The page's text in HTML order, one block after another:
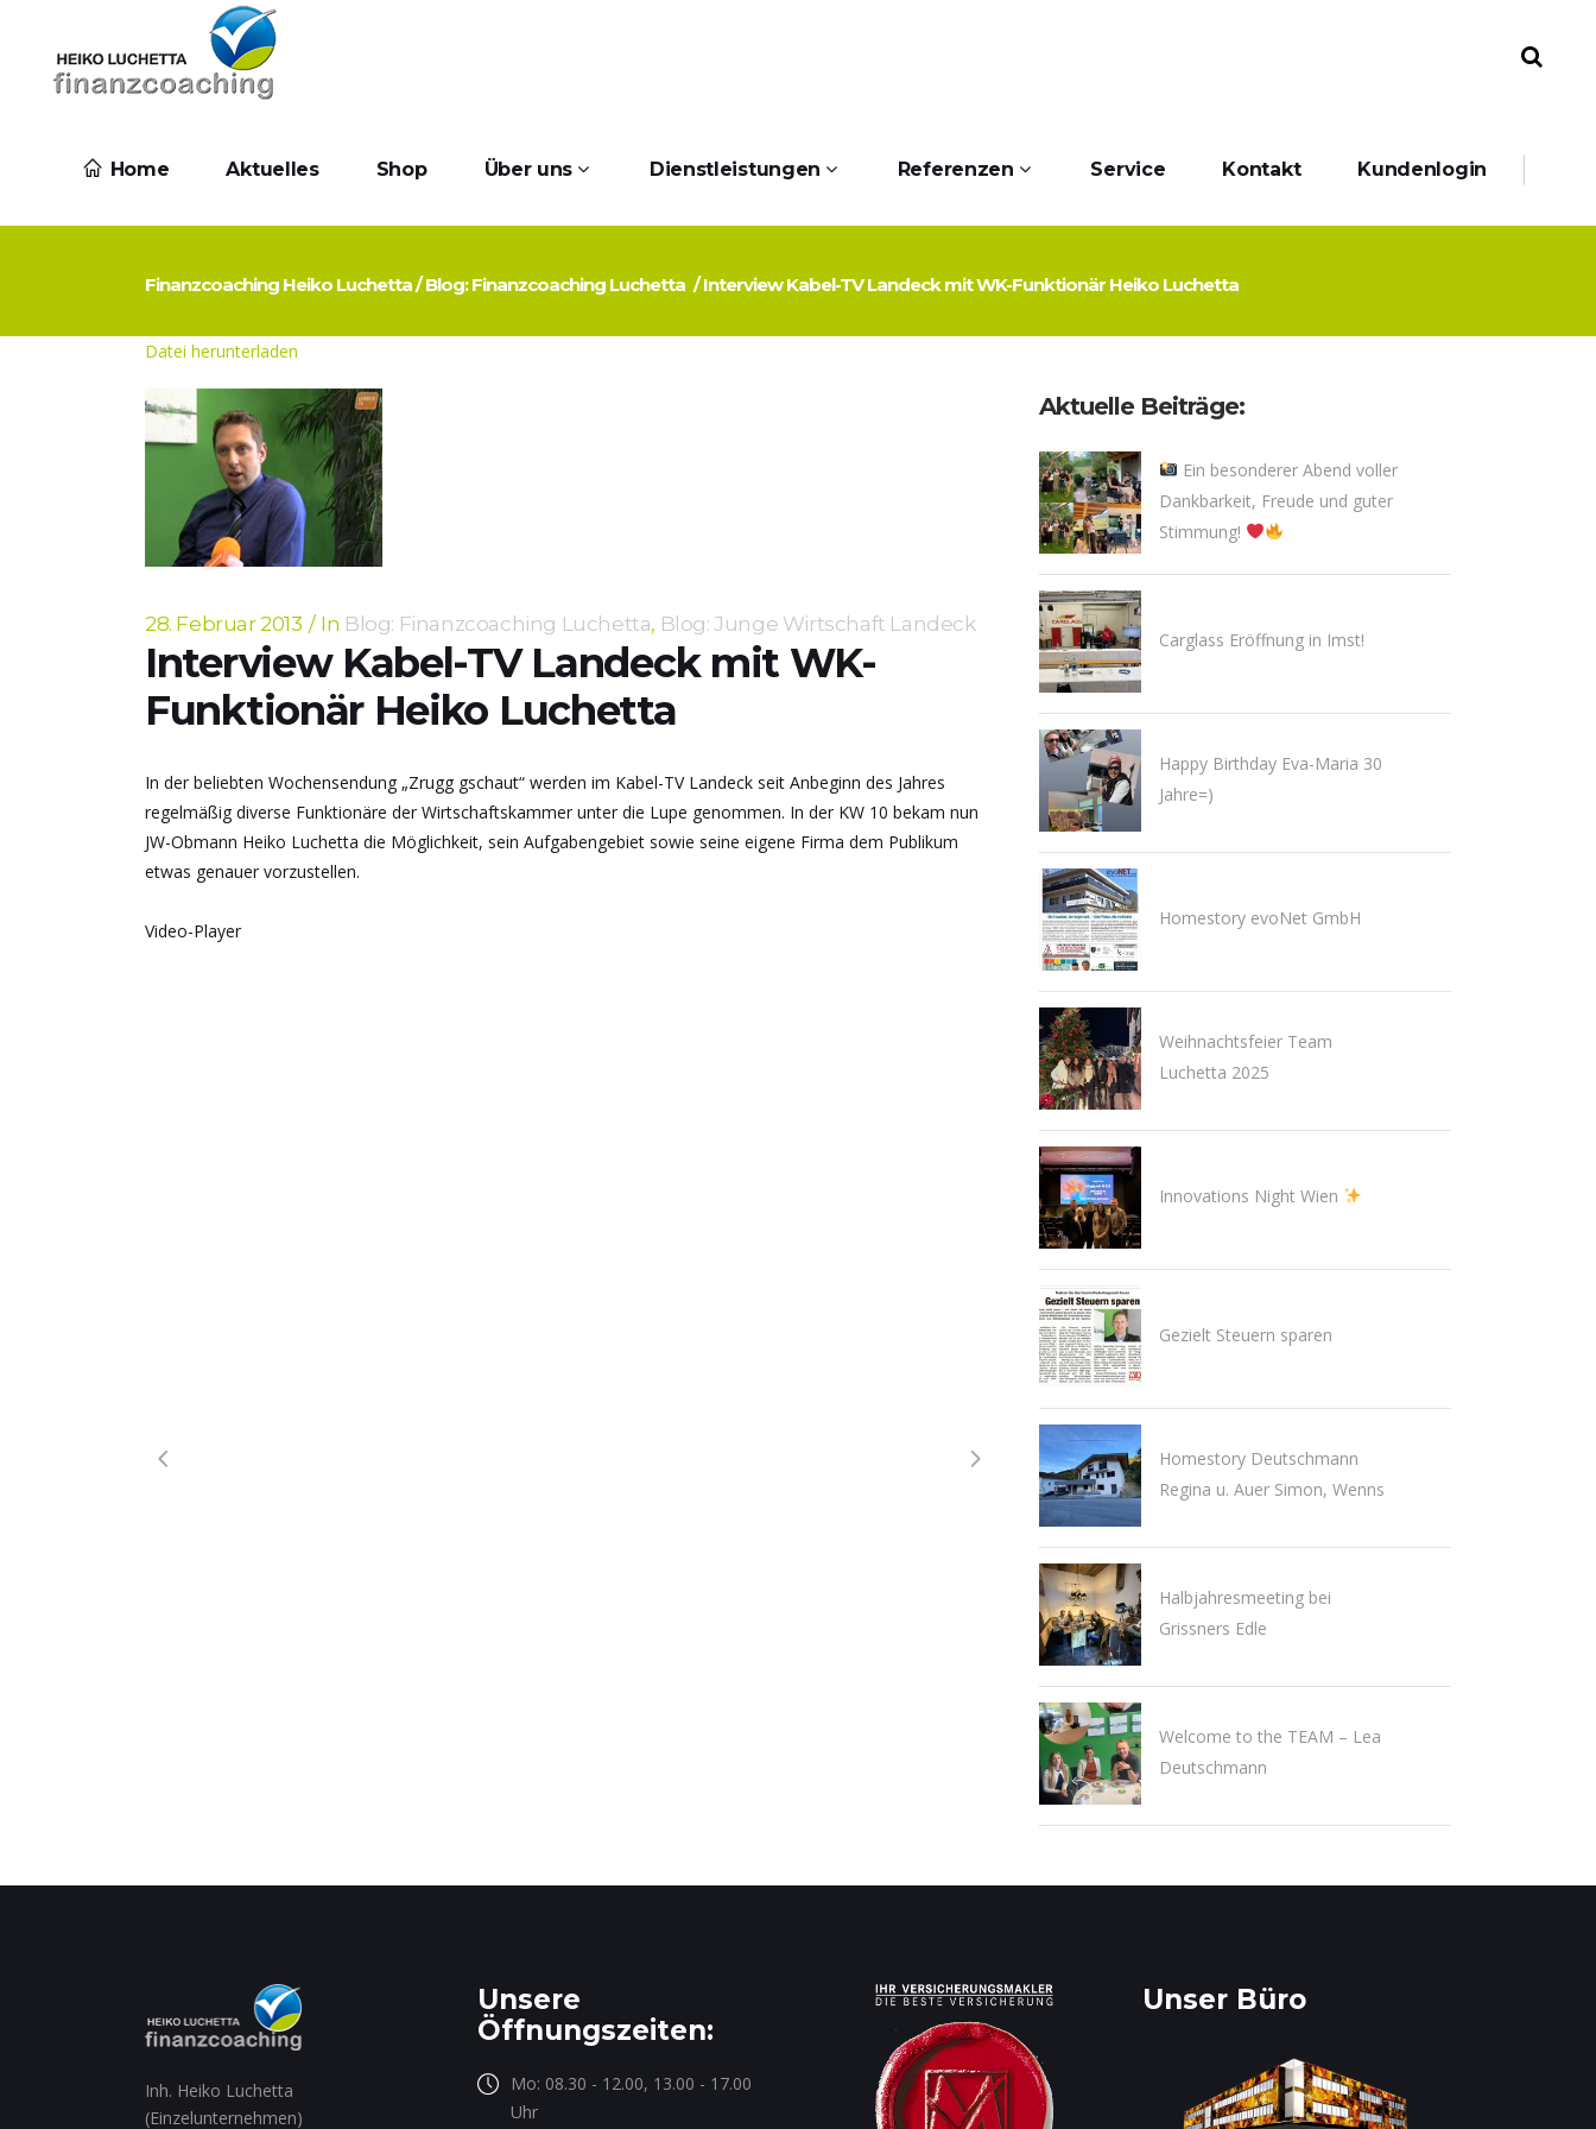
Home Aktuelles Shop Über uns Dienstleistungen Referenzen Service Kontakt Kundenlogin
Finanzcoaching Heiko Luchetta/Blog: Finanzcoaching Luchetta /Interview Kabel-TV Landeck mit WK-Funktionär Heiko Luchetta
28. Februar 2013 In Blog: Finanzcoaching Luchetta, Blog: Junge Wirtschaft Landeck
Interview Kabel-TV Landeck mit WK-
Funktionär Heiko Luchetta
In der beliebten Wochensendung „Zrugg gschaut“ werden im Kabel-TV Landeck seit Anbeginn des Jahres
regelmäßig diverse Funktionäre der Wirtschaftskammer unter die Lupe genommen. In der KW 10 bekam nun
JW-Obmann Heiko Luchetta die Möglichkeit, sein Aufgabengebiet sowie seine eigene Firma dem Publikum
etwas genauer vorzustellen.
Video-Player
Datei herunterladen
Aktuelle Beiträge:
Ein besonderer Abend voller
Dankbarkeit, Freude und guter
Stimmung!
Carglass Eröffnung in Imst!
Happy Birthday Eva-Maria 30
Jahre=)
Homestory evoNet GmbH
Weihnachtsfeier Team
Luchetta 2025
Innovations Night Wien
Gezielt Steuern sparen
Homestory Deutschmann
Regina u. Auer Simon, Wenns
Halbjahresmeeting bei
Grissners Edle
Welcome to the TEAM – Lea
Deutschmann
Inh. Heiko Luchetta
(Einzelunternehmen)
Unsere
Öffnungszeiten:
Mo: 08.30 - 12.00, 13.00 - 17.00
Uhr
Unser Büro